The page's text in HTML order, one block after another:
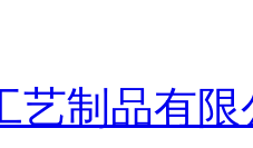
艺制品有限